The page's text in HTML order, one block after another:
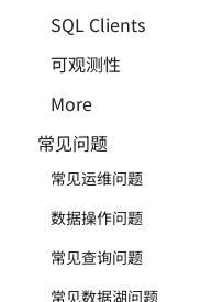
SQL Clients
可观测性
More
常见问题
常见运维问题
数据操作问题
常见查询问题
常见数据湖问题